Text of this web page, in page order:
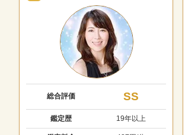
総合評価 SS
鑑定歴 19年以上